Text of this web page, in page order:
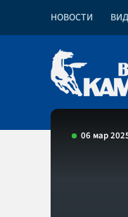
НОВОСТИ
06 мар